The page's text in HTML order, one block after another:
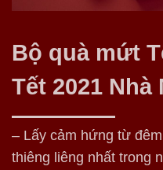
Bộ quà mứt
Tết 2021 Nhà
– Lấy cảm hứng từ
thiêng liêng nhất trong